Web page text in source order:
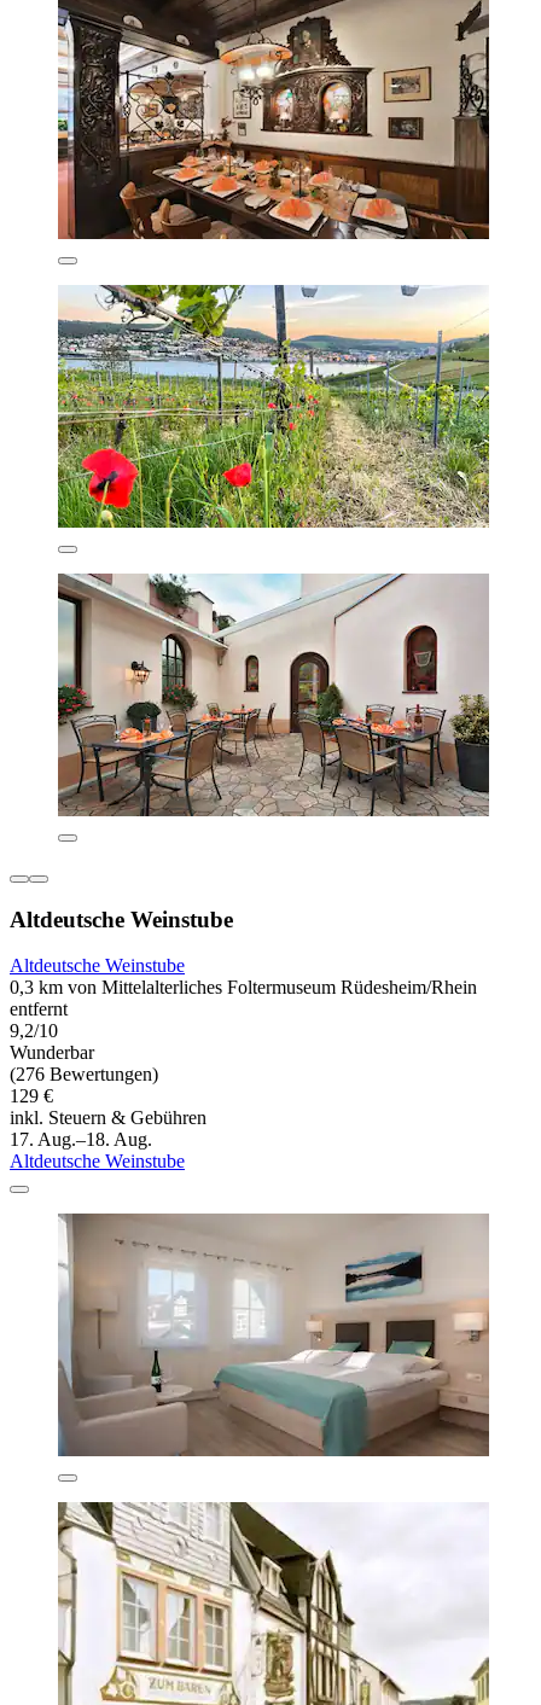
Altdeutsche Weinstube
Altdeutsche Weinstube
0,3 km von Mittelalterliches Foltermuseum Rüdesheim/Rhein
entfernt
9,2/10
Wunderbar
(276 Bewertungen)
129 €
inkl. Steuern & Gebühren
17. Aug.–18. Aug.
Altdeutsche Weinstube